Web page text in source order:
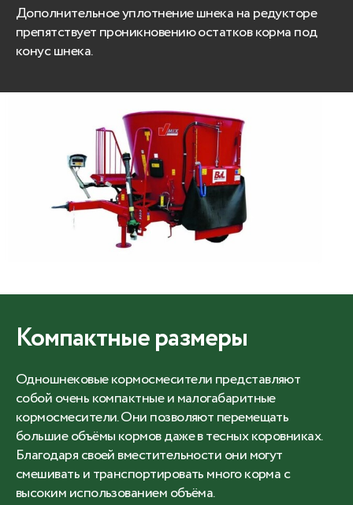
Дополнительное уплотнение шнека на редукторе
препятствует проникновению остатков корма под
конус шнека.
Компактные размеры
Одношнековые кормосмесители представляют
собой очень компактные и малогабаритные
кормосмесители. Они позволяют перемещать
большие объёмы кормов даже в тесных коровниках.
Благодаря своей вместительности они могут
смешивать и транспортировать много корма с
высоким использованием объёма.